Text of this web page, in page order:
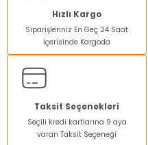
Ürün resmi kalitesiz, bozuk
Ürün açıklamasında eksik
Ürün bilgilerinde hatalar
Ürün fiyatı diğer sitelerden
Bu ürüne benzer farklı
Hızlı Kargo
Siparişleriniz En Geç 24 Saat
İçerisinde Kargoda
Taksit Seçenekleri
Seçili kredi kartlarına 9 aya
varan Taksit Seçeneği